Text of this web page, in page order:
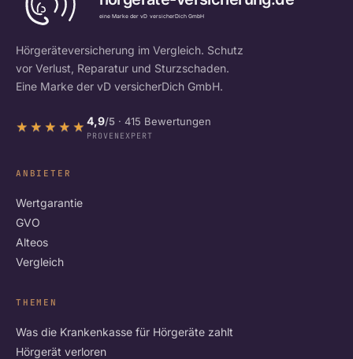
Hörgeräteversicherung im Vergleich. Schutz
vor Verlust, Reparatur und Sturzschaden.
Eine Marke der vD versicherDich GmbH.
★★★★★
★★★★★ 4,9/5 · 415 Bewertungen
PROVENEXPERT
ANBIETER
Wertgarantie
GVO
Alteos
Vergleich
THEMEN
Was die Krankenkasse für Hörgeräte zahlt
Hörgerät verloren